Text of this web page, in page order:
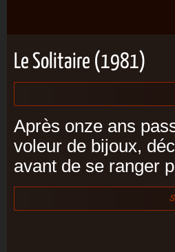
Le Solitaire (1981)
Après onze ans
voleur de bijoux,
avant de se ranger